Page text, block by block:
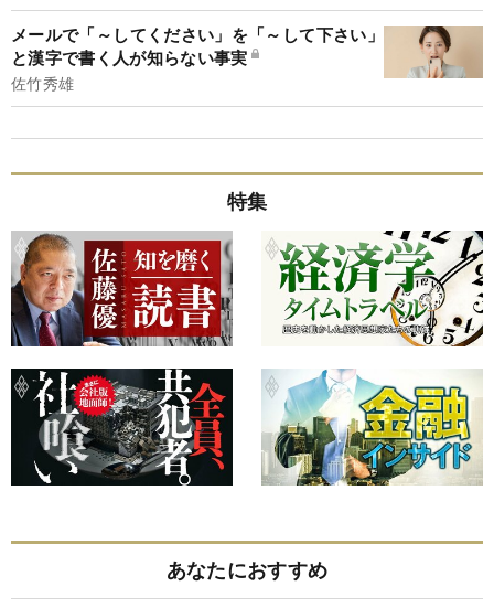
メールで「～してください」を「～して下さい」
と漢字で書く人が知らない事実
佐竹秀雄
特集
あなたにおすすめ